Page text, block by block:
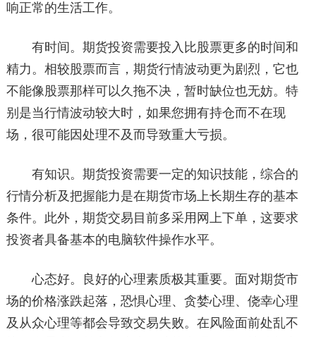
响正常的生活工作。
有时间。期货投资需要投入比股票更多的时间和
精力。相较股票而言，期货行情波动更为剧烈，它也
不能像股票那样可以久拖不决，暂时缺位也无妨。特
别是当行情波动较大时，如果您拥有持仓而不在现
场，很可能因处理不及而导致重大亏损。
有知识。期货投资需要一定的知识技能，综合的
行情分析及把握能力是在期货市场上长期生存的基本
条件。此外，期货交易目前多采用网上下单，这要求
投资者具备基本的电脑软件操作水平。
心态好。良好的心理素质极其重要。面对期货市
场的价格涨跌起落，恐惧心理、贪婪心理、侥幸心理
及从众心理等都会导致交易失败。在风险面前处乱不